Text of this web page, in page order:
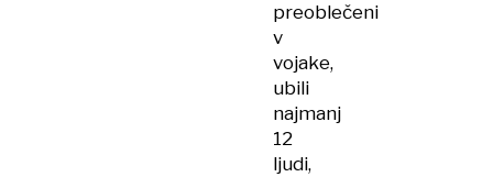
preoblečeni
v
vojake,
ubili
najmanj
12
ljudi,